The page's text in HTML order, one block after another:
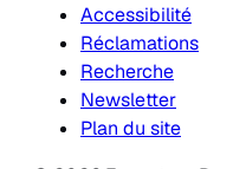
Accessibilité
Réclamations
Recherche
Newsletter
Plan du site